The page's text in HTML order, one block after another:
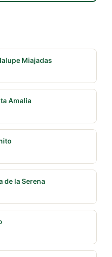
Miajadas
Amalia
de la Serena